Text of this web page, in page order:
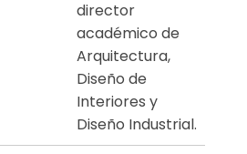
director
académico de
Arquitectura,
Diseño de
Interiores y
Diseño Industrial.